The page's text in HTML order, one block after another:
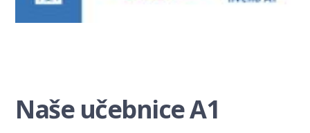
Naše učebnice A1